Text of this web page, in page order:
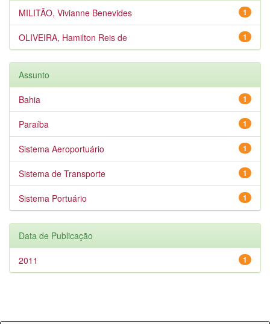
1
MILITÃO, Vivianne Benevides
1
OLIVEIRA, Hamilton Reis de
Assunto
1
Bahia
1
Paraíba
1
Sistema Aeroportuário
1
Sistema de Transporte
1
Sistema Portuário
Data de Publicação
1
2011